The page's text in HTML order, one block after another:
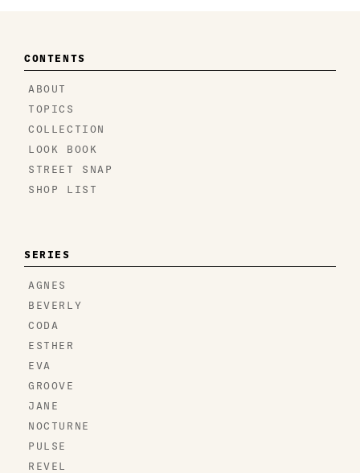
CONTENTS
ABOUT
TOPICS
COLLECTION
LOOK BOOK
STREET SNAP
SHOP LIST
SERIES
AGNES
BEVERLY
CODA
ESTHER
EVA
GROOVE
JANE
NOCTURNE
PULSE
REVEL